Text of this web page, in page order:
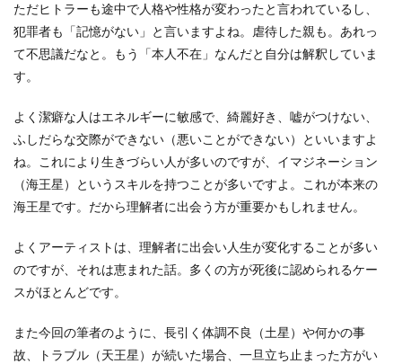
ただヒトラーも途中で人格や性格が変わったと言われているし、
犯罪者も「記憶がない」と言いますよね。虐待した親も。あれっ
て不思議だなと。もう「本人不在」なんだと自分は解釈していま
す。
よく潔癖な人はエネルギーに敏感で、綺麗好き、嘘がつけない、
ふしだらな交際ができない（悪いことができない）といいますよ
ね。これにより生きづらい人が多いのですが、イマジネーション
（海王星）というスキルを持つことが多いですよ。これが本来の
海王星です。だから理解者に出会う方が重要かもしれません。
よくアーティストは、理解者に出会い人生が変化することが多い
のですが、それは恵まれた話。多くの方が死後に認められるケー
スがほとんどです。
また今回の筆者のように、長引く体調不良（土星）や何かの事
故、トラブル（天王星）が続いた場合、一旦立ち止まった方がい